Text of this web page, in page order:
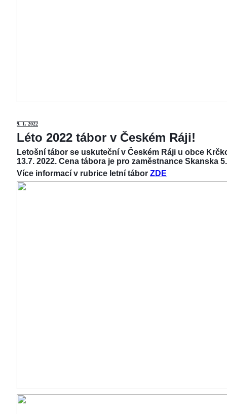
9. 1. 2022
Léto 2022 tábor v Českém Ráji!
Letošní tábor se uskuteční v Českém Ráji u obce
13.7. 2022. Cena tábora je pro zaměstnance Skanska
Více informací v rubrice letní tábor ZDE